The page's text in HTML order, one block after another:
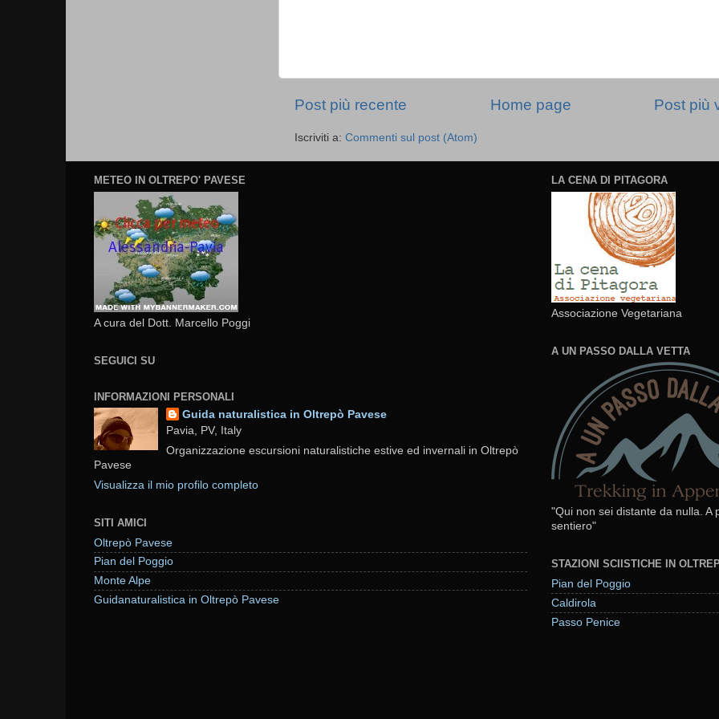
Post più recente Post più
Home page
Iscriviti a: Commenti sul post (Atom)
METEO IN OLTREPO' PAVESE
A cura del Dott. Marcello Poggi
SEGUICI SU
INFORMAZIONI PERSONALI
Guida naturalistica in Oltrepò Pavese
Pavia, PV, Italy
Organizzazione escursioni naturalistiche estive ed invernali in Oltrepò
Pavese
Visualizza il mio profilo completo
SITI AMICI
Oltrepò Pavese
Pian del Poggio
Monte Alpe
Guidanaturalistica in Oltrepò Pavese
LA CENA DI PITAGORA
Associazione Vegetariana
A UN PASSO DALLA VETTA
"Qui non sei distante da nulla. A
sentiero"
STAZIONI SCIISTICHE IN
Pian del Poggio
Caldirola
Passo Penice